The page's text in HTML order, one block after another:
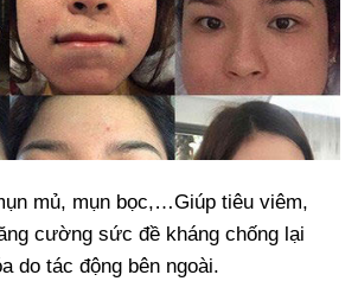
mủ, mụn bọc,…Giúp tiêu viêm,
cường sức đề kháng chống lại
do tác động bên ngoài.